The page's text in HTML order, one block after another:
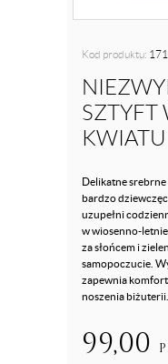
Kod produktu:
SZTYFT
KWIATU
Delikatne
bardzo
uzupełni
w wiosenno-
za słońcem i
samopoczucie.
zapewnia
noszenia biżuterii.
99,00